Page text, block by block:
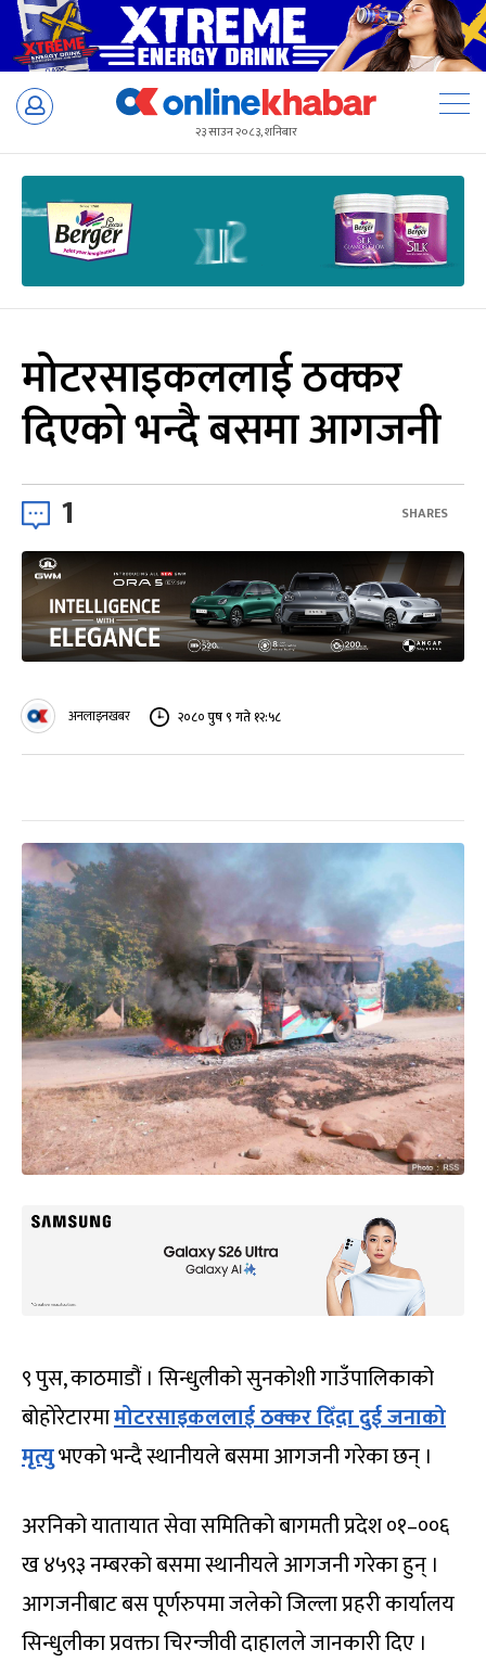
Skip
२३ साउन २०८३, शनिबार
मोटरसाइकललाई ठक्कर
दिएको भन्दै बसमा आगजनी
1 SHARES
अनलाइनखबर २०८० पुष ९ गते १२:५८
९ पुस, काठमाडौं । सिन्धुलीको सुनकोशी गाउँपालिकाको
बोहोरेटारमामोटरसाइकललाई ठक्कर दिँदा दुई जनाको
मृत्युभएको भन्दै स्थानीयले बसमा आगजनी गरेका छन् ।
अरनिको यातायात सेवा समितिको बागमती प्रदेश ०१–००६
ख ४५९३ नम्बरको बसमा स्थानीयले आगजनी गरेका हुन् ।
आगजनीबाट बस पूर्णरुपमा जलेको जिल्ला प्रहरी कार्यालय
सिन्धुलीका प्रवक्ता चिरन्जीवी दाहालले जानकारी दिए ।